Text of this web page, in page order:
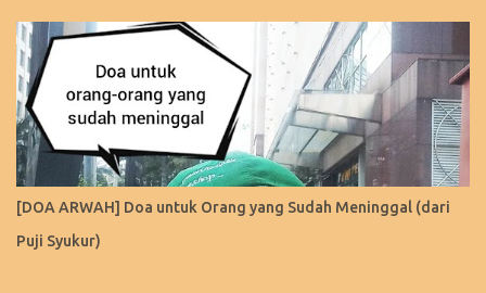
[DOA ARWAH] Doa untuk Orang yang Sudah Meninggal (dari
Puji Syukur)